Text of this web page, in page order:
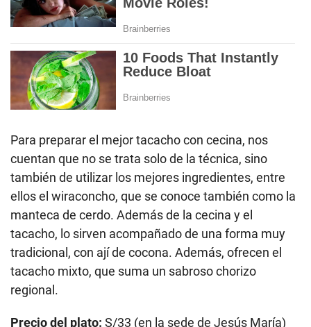
Para preparar el mejor tacacho con cecina, nos
cuentan que no se trata solo de la técnica, sino
también de utilizar los mejores ingredientes, entre
ellos el wiraconcho, que se conoce también como la
manteca de cerdo. Además de la cecina y el
tacacho, lo sirven acompañado de una forma muy
tradicional, con ají de cocona. Además, ofrecen el
tacacho mixto, que suma un sabroso chorizo
regional.
Precio del plato: S/33 (en la sede de Jesús María)